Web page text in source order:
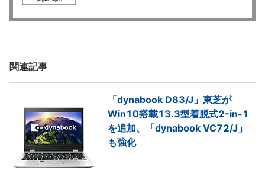
関連記事
「dynabook D83/J」東芝が
Win10搭載13.3型着脱式2-in-1
を追加、「dynabook VC72/J」
も強化